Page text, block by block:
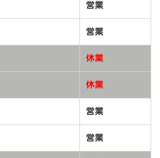
営業
営業
休業
休業
営業
営業